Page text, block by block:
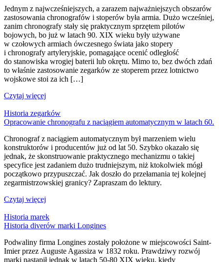
Jednym z najwcześniejszych, a zarazem najważniejszych obszarów
zastosowania chronografów i stoperów była armia. Dużo wcześniej,
zanim chronografy stały się praktycznym sprzętem pilotów
bojowych, bo już w latach 90. XIX wieku były używane
w czołowych armiach ówczesnego świata jako stopery
i chronografy artyleryjskie, pomagające ocenić odległość
do stanowiska wrogiej baterii lub okrętu. Mimo to, bez dwóch zdań
to właśnie zastosowanie zegarków ze stoperem przez lotnictwo
wojskowe stoi za ich […]
Czytaj więcej
Historia zegarków
Opracowanie chronografu z naciągiem automatycznym w latach 60.
Chronograf z naciągiem automatycznym był marzeniem wielu
konstruktorów i producentów już od lat 50. Szybko okazało się
jednak, że skonstruowanie praktycznego mechanizmu o takiej
specyfice jest zadaniem dużo trudniejszym, niż ktokolwiek mógł
początkowo przypuszczać. Jak doszło do przełamania tej kolejnej
zegarmistrzowskiej granicy? Zapraszam do lektury.
Czytaj więcej
Historia marek
Historia diverów marki Longines
Podwaliny firma Longines zostały położone w miejscowości Saint-
Imier przez Auguste Agassiza w 1832 roku. Prawdziwy rozwój
marki nastąpił jednak w latach 50-80 XIX wieku, kiedy